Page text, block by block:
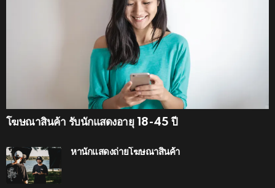
โฆษณาสินค้า รับนักแสดงอายุ 18-45 ปี
หานักแสดงถ่ายโฆษณาสินค้า